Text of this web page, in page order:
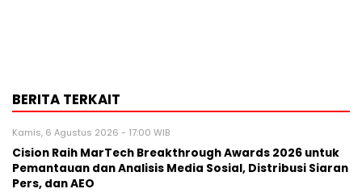
BERITA TERKAIT
Kamis, 6 Agustus 2026 - 17:00 WIB
Cision Raih MarTech Breakthrough Awards 2026 untuk
Pemantauan dan Analisis Media Sosial, Distribusi Siaran
Pers, dan AEO